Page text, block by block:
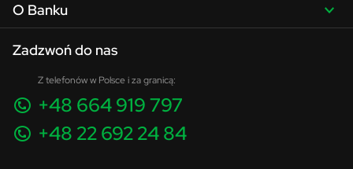
O Banku
Zadzwoń do nas
Z telefonów w Polsce i za granicą:
+48 664 919 797
+48 22 692 24 84